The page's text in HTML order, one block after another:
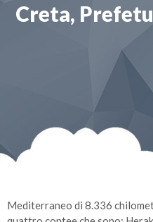
Creta,
Mediterraneo di 8.336